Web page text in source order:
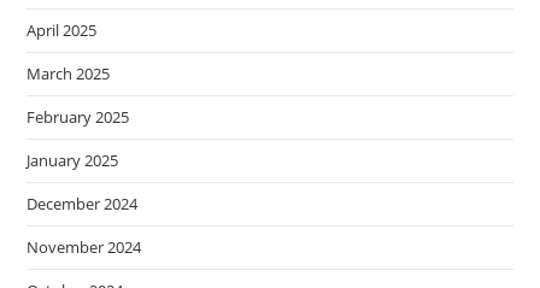
April 2025
March 2025
February 2025
January 2025
December 2024
November 2024